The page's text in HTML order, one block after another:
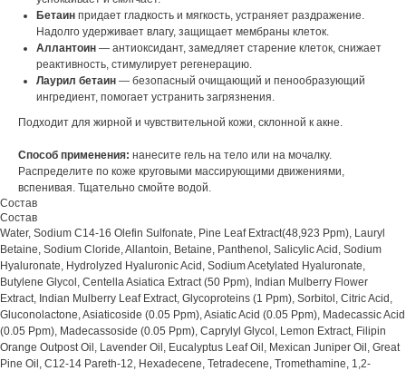
Бетаин придает гладкость и мягкость, устраняет раздражение.
Надолго удерживает влагу, защищает мембраны клеток.
Аллантоин — антиоксидант, замедляет старение клеток, снижает
реактивность, стимулирует регенерацию.
Лаурил бетаин — безопасный очищающий и пенообразующий
ингредиент, помогает устранить загрязнения.
Подходит для жирной и чувствительной кожи, склонной к акне.
Способ применения: нанесите гель на тело или на мочалку.
Распределите по коже круговыми массирующими движениями,
вспенивая. Тщательно смойте водой.
Состав
Состав
Water, Sodium C14-16 Olefin Sulfonate, Pine Leaf Extract(48,923 Ppm), Lauryl
Betaine, Sodium Cloride, Allantoin, Betaine, Panthenol, Salicylic Acid, Sodium
Hyaluronate, Hydrolyzed Hyaluronic Acid, Sodium Acetylated Hyaluronate,
Butylene Glycol, Centella Asiatica Extract (50 Ppm), Indian Mulberry Flower
Extract, Indian Mulberry Leaf Extract, Glycoproteins (1 Ppm), Sorbitol, Citric Acid,
Gluconolactone, Asiaticoside (0.05 Ppm), Asiatic Acid (0.05 Ppm), Madecassic Acid
(0.05 Ppm), Madecassoside (0.05 Ppm), Caprylyl Glycol, Lemon Extract, Filipin
Orange Outpost Oil, Lavender Oil, Eucalyptus Leaf Oil, Mexican Juniper Oil, Great
Pine Oil, C12-14 Pareth-12, Hexadecene, Tetradecene, Tromethamine, 1,2-